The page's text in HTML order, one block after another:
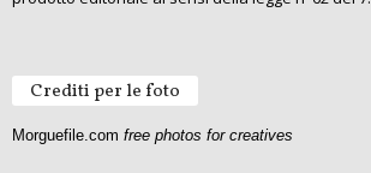
Crediti per le foto
Morguefile.com free photos for creatives